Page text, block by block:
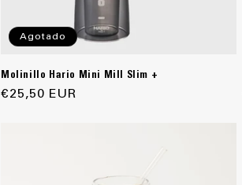
Agotado
Molinillo Hario Mini Mill Slim +
Precio
€25,50 EUR